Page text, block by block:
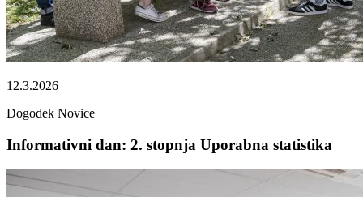
12.3.2026
Dogodek Novice
Informativni dan: 2. stopnja Uporabna statistika